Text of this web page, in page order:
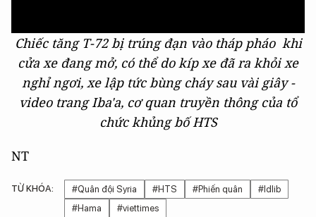
Chiếc tăng T-72 bị trúng đạn vào tháp pháo khi
cửa xe đang mở, có thể do kíp xe đã ra khỏi xe
nghỉ ngơi, xe lập tức bùng cháy sau vài giây -
video trang Iba'a, cơ quan truyền thông của tổ
chức khủng bố HTS
NT
TỪ KHÓA: #Quân đội Syria #HTS #Phiến quân
#Idlib
#Hama
#viettimes